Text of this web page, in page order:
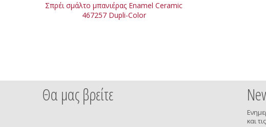
Σπρέι σμάλτο μπανιέρας Enamel Ceramic
467257 Dupli-Color
Θα μας βρείτε
και τις